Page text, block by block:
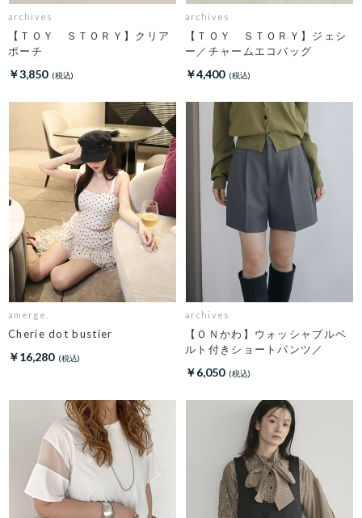
archives
【ＴＯＹ ＳＴＯＲＹ】クリア
ポーチ
￥3,850
archives
【ＴＯＹ ＳＴＯＲＹ】ジェシ
ー／チャームエコバッグ
￥4,400
amerge.
Cherie dot bustier
￥16,280
archives
【ＯＮかわ】ウォッシャブルベ
ルト付きショートパンツ／
￥6,050